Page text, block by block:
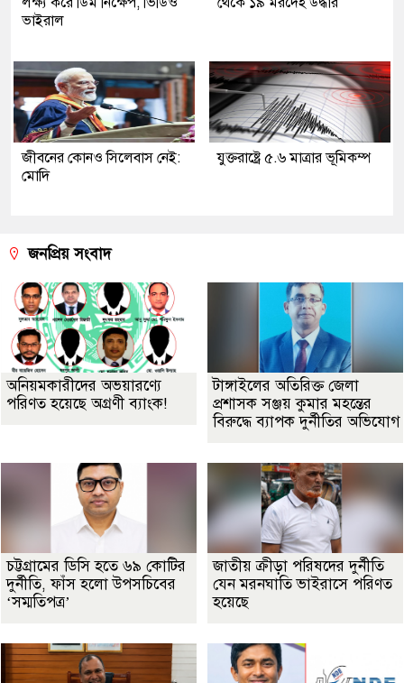
ভাইরাল
জীবনের কোনও সিলেবাস নেই:
মোদি
যুক্তরাষ্ট্রে ৫.৬ মাত্রার ভূমিকম্প
জনপ্রিয় সংবাদ
অনিয়মকারীদের অভয়ারণ্যে
পরিণত হয়েছে অগ্রণী ব্যাংক!
টাঙ্গাইলের অতিরিক্ত জেলা
প্রশাসক সঞ্জয় কুমার মহন্তের
বিরুদ্ধে ব্যাপক দুর্নীতির অভিযোগ
চট্টগ্রামের ডিসি হতে ৬৯ কোটির
দুর্নীতি, ফাঁস হলো উপসচিবের
‘সম্মতিপত্র’
জাতীয় ক্রীড়া পরিষদের দুর্নীতি
যেন মরনঘাতি ভাইরাসে পরিণত
হয়েছে